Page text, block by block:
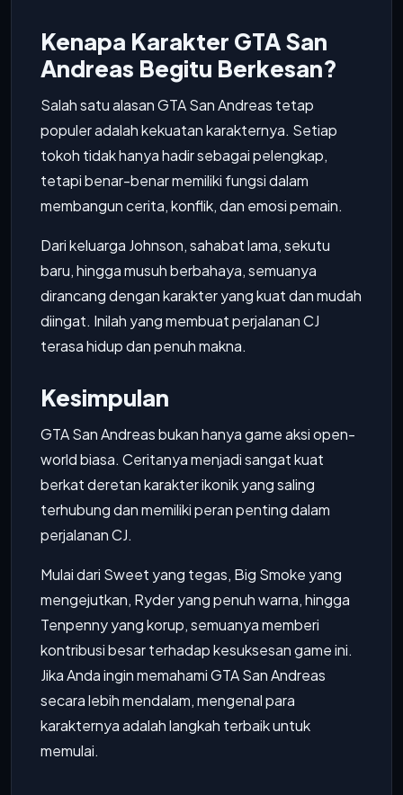
Kenapa Karakter GTA San
Andreas Begitu Berkesan?
Salah satu alasan GTA San Andreas tetap
populer adalah kekuatan karakternya. Setiap
tokoh tidak hanya hadir sebagai pelengkap,
tetapi benar-benar memiliki fungsi dalam
membangun cerita, konflik, dan emosi pemain.
Dari keluarga Johnson, sahabat lama, sekutu
baru, hingga musuh berbahaya, semuanya
dirancang dengan karakter yang kuat dan mudah
diingat. Inilah yang membuat perjalanan CJ
terasa hidup dan penuh makna.
Kesimpulan
GTA San Andreas bukan hanya game aksi open-
world biasa. Ceritanya menjadi sangat kuat
berkat deretan karakter ikonik yang saling
terhubung dan memiliki peran penting dalam
perjalanan CJ.
Mulai dari Sweet yang tegas, Big Smoke yang
mengejutkan, Ryder yang penuh warna, hingga
Tenpenny yang korup, semuanya memberi
kontribusi besar terhadap kesuksesan game ini.
Jika Anda ingin memahami GTA San Andreas
secara lebih mendalam, mengenal para
karakternya adalah langkah terbaik untuk
memulai.